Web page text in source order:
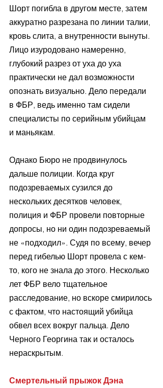
Шорт погибла в другом месте, затем
аккуратно разрезана по линии талии,
кровь слита, а внутренности вынуты.
Лицо изуродовано намеренно,
глубокий разрез от уха до уха
практически не дал возможности
опознать визуально. Дело передали
в ФБР, ведь именно там сидели
специалисты по серийным убийцам
и маньякам.
Однако Бюро не продвинулось
дальше полиции. Когда круг
подозреваемых сузился до
нескольких десятков человек,
полиция и ФБР провели повторные
допросы, но ни один подозреваемый
не «подходил». Судя по всему, вечер
перед гибелью Шорт провела с кем-
то, кого не знала до этого. Несколько
лет ФБР вело тщательное
расследование, но вскоре смирилось
с фактом, что настоящий убийца
обвел всех вокруг пальца. Дело
Черного Георгина так и осталось
нераскрытым.
Смертельный прыжок Дэна